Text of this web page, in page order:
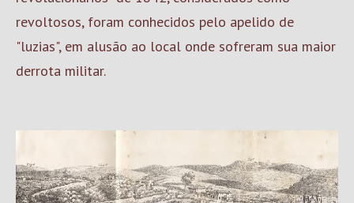
revoltosos, foram conhecidos pelo apelido de
"luzias", em alusão ao local onde sofreram sua maior
derrota militar.